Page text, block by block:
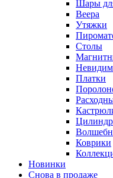
Шары
Веера
Утяжки
Столы
Платки
Коврики
Новинки
Снова в продаже